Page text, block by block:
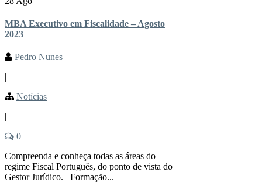
MBA Executivo em Fiscalidade – Agosto
2023
Pedro Nunes
|
Notícias
|
0
Compreenda e conheça todas as áreas do
regime Fiscal Português, do ponto de vista do
Gestor Jurídico. Formação...